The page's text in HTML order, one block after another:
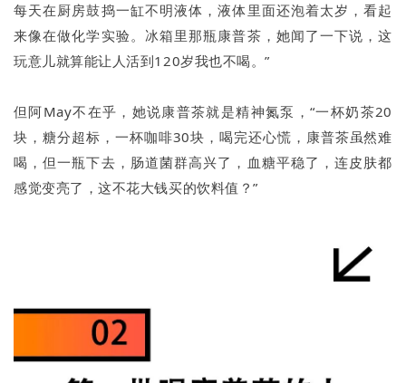
每天在厨房鼓捣一缸不明液体，液体里面还泡着太岁，看起
来像在做化学实验。冰箱里那瓶康普茶，她闻了一下说，这
玩意儿就算能让人活到120岁我也不喝。”
但阿May不在乎，她说康普茶就是精神氮泵，“一杯奶茶20
块，糖分超标，一杯咖啡30块，喝完还心慌，康普茶虽然难
喝，但一瓶下去，肠道菌群高兴了，血糖平稳了，连皮肤都
感觉变亮了，这不花大钱买的饮料值？”